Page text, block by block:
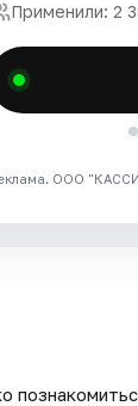
Применили: 2
ООО